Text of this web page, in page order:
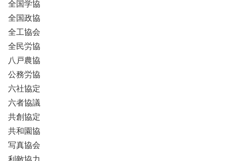
全国学協
全国政協
全工協会
全民労協
八戸農協
公務労協
六社協定
六者協議
共創協定
共和園協
写真協会